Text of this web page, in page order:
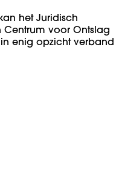
het Juridisch
Centrum voor Ontslag
enig opzicht verband